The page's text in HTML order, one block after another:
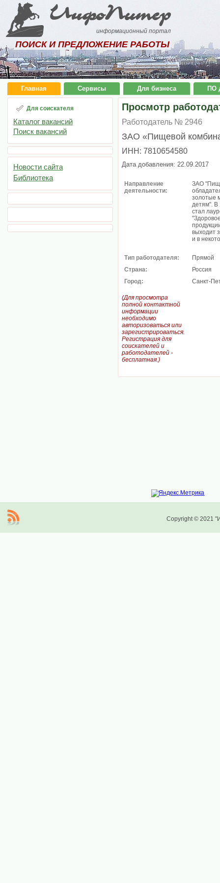
ИнфоПитер
информационный портал
ПОИСК И ПРЕДЛОЖЕНИЕ РАБОТЫ
Главная Сервисы Для бизнеса ПО
Для соискателя
Каталог вакансий
Поиск вакансий
Новости сайта
Библиотека
Просмотр
Работодатель № 2946
ЗАО «Пищевой
ИНН: 7810654580
Дата добавления: 22.09.2017
Направление
деятельности:
ЗАО
золотые
детям". В
стал
выходит
и в
Тип работодателя:
Прямой
Страна:
Россия
Город:
Санкт-
(Для просмотра
полной контактной
информации
необходимо
авторизоваться или
зарегистрироваться.
Регистрация для
соискателей и
работодателей -
бесплатная.)
Copyright © 2021